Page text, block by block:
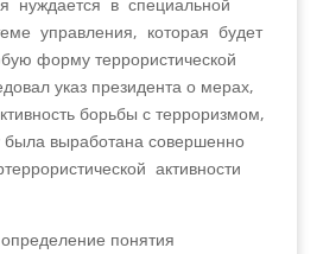
управления, которая будет
форму террористической
указ президента о мерах,
борьбы с терроризмом,
была выработана совершенно
активности
понятия